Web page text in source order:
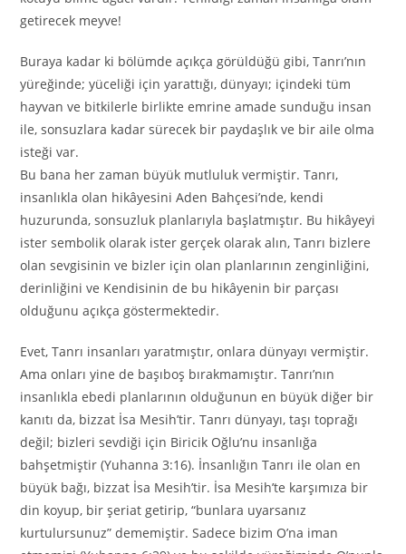
getirecek meyve!
Buraya kadar ki bölümde açıkça görüldüğü gibi, Tanrı’nın
yüreğinde; yüceliği için yarattığı, dünyayı; içindeki tüm
hayvan ve bitkilerle birlikte emrine amade sunduğu insan
ile, sonsuzlara kadar sürecek bir paydaşlık ve bir aile olma
isteği var.
Bu bana her zaman büyük mutluluk vermiştir. Tanrı,
insanlıkla olan hikâyesini Aden Bahçesi’nde, kendi
huzurunda, sonsuzluk planlarıyla başlatmıştır. Bu hikâyeyi
ister sembolik olarak ister gerçek olarak alın, Tanrı bizlere
olan sevgisinin ve bizler için olan planlarının zenginliğini,
derinliğini ve Kendisinin de bu hikâyenin bir parçası
olduğunu açıkça göstermektedir.
Evet, Tanrı insanları yaratmıştır, onlara dünyayı vermiştir.
Ama onları yine de başıboş bırakmamıştır. Tanrı’nın
insanlıkla ebedi planlarının olduğunun en büyük diğer bir
kanıtı da, bizzat İsa Mesih’tir. Tanrı dünyayı, taşı toprağı
değil; bizleri sevdiği için Biricik Oğlu’nu insanlığa
bahşetmiştir (Yuhanna 3:16). İnsanlığın Tanrı ile olan en
büyük bağı, bizzat İsa Mesih’tir. İsa Mesih’te karşımıza bir
din koyup, bir şeriat getirip, “bunlara uyarsanız
kurtulursunuz” dememiştir. Sadece bizim O’na iman